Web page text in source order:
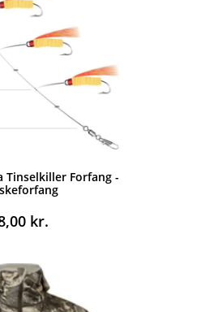
Tinselkiller Forfang -
kr.